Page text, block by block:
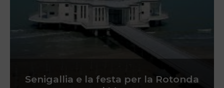
Senigallia e la festa per la Rotonda